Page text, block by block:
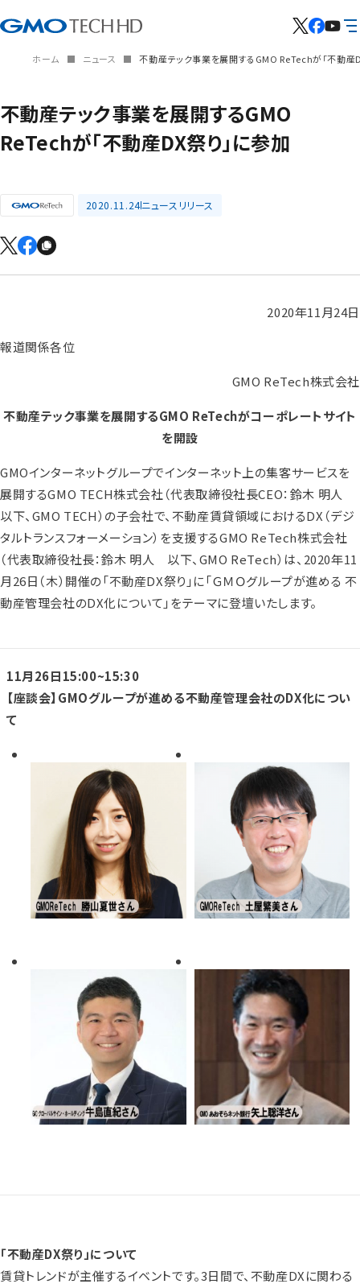
ホーム ニュース 不動産テック事業を展開するGMO ReTechが「不動産
不動産テック事業を展開するGMO
ReTechが「不動産DX祭り」に参加
2020.11.24ニュースリリース
2020年11月24日
報道関係各位
GMO ReTech株式会社
不動産テック事業を展開するGMO ReTechがコーポレートサイト
を開設
GMOインターネットグループでインターネット上の集客サービスを
展開するGMO TECH株式会社（代表取締役社長CEO：鈴木 明人
以下、GMO TECH）の子会社で、不動産賃貸領域におけるDX（デジ
タルトランスフォーメーション）を支援するGMO ReTech株式会社
（代表取締役社長：鈴木 明人 以下、GMO ReTech）は、2020年11
月26日（木）開催の「不動産DX祭り」に「ＧＭＯグループが進める 不
動産管理会社のDX化について」をテーマに登壇いたします。
11月26日15:00~15:30
【座談会】GMOグループが進める不動産管理会社のDX化につい
て
「不動産DX祭り」について
賃貸トレンドが主催するイベントです。3日間で、不動産DXに関わる